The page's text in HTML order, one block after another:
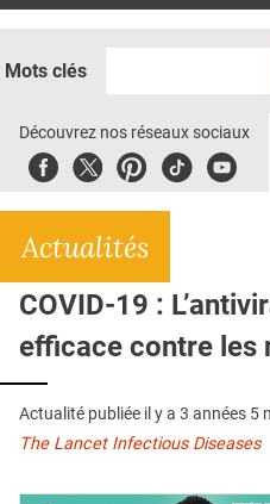
E-REVUE SAD
THÉMA
CONTACT
Mots clés
Découvrez nos réseaux sociaux
FacebookTwitterPinterest
TiktokYoubute
Actualités
COVID-19 :
efficace contre les
Actualité publiée il y a 3 années 5
The Lancet Infectious Diseases